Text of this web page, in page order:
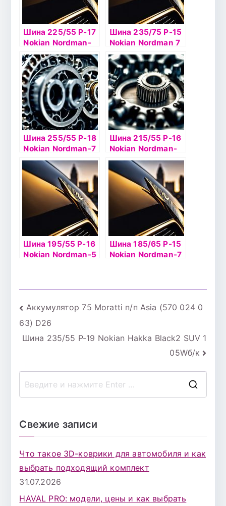
Шина 225/55 Р-17
Nokian Nordman-
SZ 101V б/к
Шина 235/75 Р-15
Nokian Nordman 7
SUV 105T б/к ш
Шина 255/55 Р-18
Nokian Nordman-7
SUV 109T б/к ш
Шина 215/55 Р-16
Nokian Nordman-
SZ 97V б/к
Шина 195/55 Р-16
Nokian Nordman-5
Шина 185/65 Р-15
Nokian Nordman-7
Навигация
по
Аккумулятор 75 Moratti п/п Asia (570 024 0
63) D26
Шина 235/55 Р-19 Nokian Hakka Black2 SUV 1
05Wб/к
Свежие записи
Что такое 3D-коврики для автомобиля и как
выбрать подходящий комплект
31.07.2026
HAVAL PRO: модели, цены и как выбрать